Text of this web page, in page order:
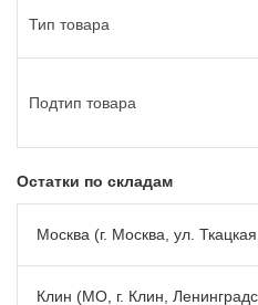
Тип товара
Подтип товара
Остатки по складам
Москва (г. Москва, ул.
Клин (МО, г. Клин,